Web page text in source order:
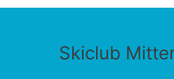
Skiclub